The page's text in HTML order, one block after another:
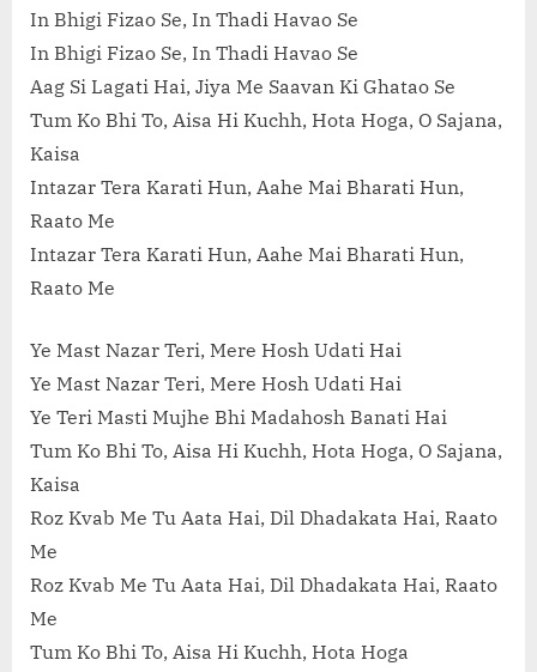
In Bhigi Fizao Se, In Thadi Havao Se
In Bhigi Fizao Se, In Thadi Havao Se
Aag Si Lagati Hai, Jiya Me Saavan Ki Ghatao Se
Tum Ko Bhi To, Aisa Hi Kuchh, Hota Hoga, O Sajana,
Kaisa
Intazar Tera Karati Hun, Aahe Mai Bharati Hun,
Raato Me
Intazar Tera Karati Hun, Aahe Mai Bharati Hun,
Raato Me
Ye Mast Nazar Teri, Mere Hosh Udati Hai
Ye Mast Nazar Teri, Mere Hosh Udati Hai
Ye Teri Masti Mujhe Bhi Madahosh Banati Hai
Tum Ko Bhi To, Aisa Hi Kuchh, Hota Hoga, O Sajana,
Kaisa
Roz Kvab Me Tu Aata Hai, Dil Dhadakata Hai, Raato
Me
Roz Kvab Me Tu Aata Hai, Dil Dhadakata Hai, Raato
Me
Tum Ko Bhi To, Aisa Hi Kuchh, Hota Hoga